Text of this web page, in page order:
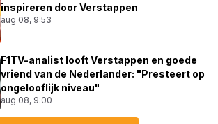
inspireren door Verstappen
aug 08, 9:53
F1TV-analist looft Verstappen en goede
vriend van de Nederlander: "Presteert op
ongelooflijk niveau"
aug 08, 9:00